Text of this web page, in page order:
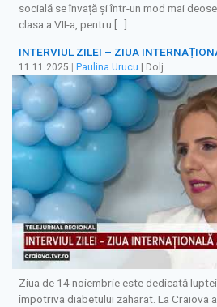
socială se învață și într-un mod mai
clasa a VII-a, pentru […]
INTERVIUL ZILEI – ZIUA
11.11.2025 Paulina Urucu | Dolj
Ziua de 14 noiembrie este dedicată
împotriva diabetului zaharat. La Craiova